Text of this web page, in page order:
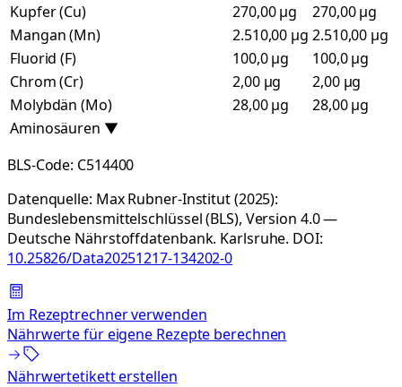
Kupfer (Cu)
270,00 µg
270,00 µg
Mangan (Mn)
2.510,00 µg 2.510,00 µg
Fluorid (F)
100,0 µg
100,0 µg
Chrom (Cr)
2,00 µg
2,00 µg
Molybdän (Mo)
28,00 µg
28,00 µg
Aminosäuren ▼
BLS-Code: C514400
Datenquelle: Max Rubner-Institut (2025):
Bundeslebensmittelschlüssel (BLS), Version 4.0 —
Deutsche Nährstoffdatenbank. Karlsruhe. DOI:
10.25826/Data20251217-134202-0
Im Rezeptrechner verwenden
Nährwerte für eigene Rezepte berechnen
Nährwertetikett erstellen